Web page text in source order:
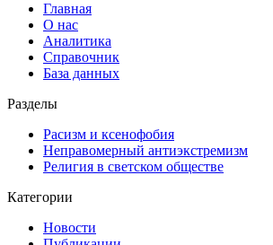
Главная
О нас
Аналитика
Справочник
База данных
Разделы
Расизм и ксенофобия
Неправомерный антиэкстремизм
Религия в светском обществе
Категории
Новости